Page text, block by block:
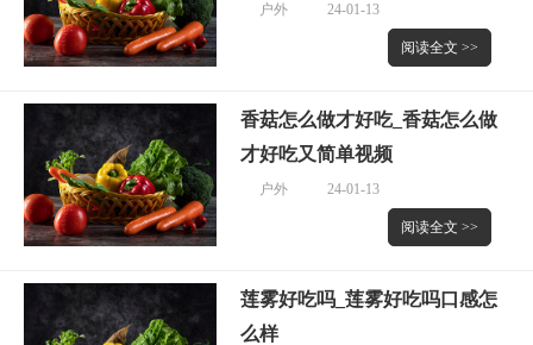
户外 24-01-13
阅读全文 >>
香菇怎么做才好吃_香菇怎么做
才好吃又简单视频
户外 24-01-13
阅读全文 >>
莲雾好吃吗_莲雾好吃吗口感怎
么样